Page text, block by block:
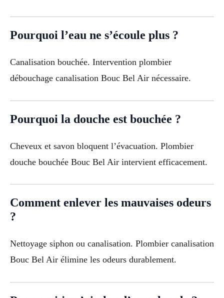
Pourquoi l’eau ne s’écoule plus ?
Canalisation bouchée. Intervention plombier
débouchage canalisation Bouc Bel Air nécessaire.
Pourquoi la douche est bouchée ?
Cheveux et savon bloquent l’évacuation. Plombier
douche bouchée Bouc Bel Air intervient efficacement.
Comment enlever les mauvaises odeurs
?
Nettoyage siphon ou canalisation. Plombier canalisation
Bouc Bel Air élimine les odeurs durablement.